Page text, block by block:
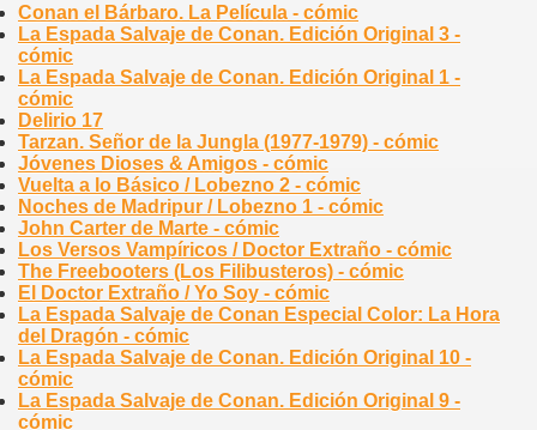
Conan el Bárbaro. La Película - cómic
La Espada Salvaje de Conan. Edición Original 3 -
cómic
La Espada Salvaje de Conan. Edición Original 1 -
cómic
Delirio 17
Tarzan. Señor de la Jungla (1977-1979) - cómic
Jóvenes Dioses & Amigos - cómic
Vuelta a lo Básico / Lobezno 2 - cómic
Noches de Madripur / Lobezno 1 - cómic
John Carter de Marte - cómic
Los Versos Vampíricos / Doctor Extraño - cómic
The Freebooters (Los Filibusteros) - cómic
El Doctor Extraño / Yo Soy - cómic
La Espada Salvaje de Conan Especial Color: La Hora
del Dragón - cómic
La Espada Salvaje de Conan. Edición Original 10 -
cómic
La Espada Salvaje de Conan. Edición Original 9 -
cómic